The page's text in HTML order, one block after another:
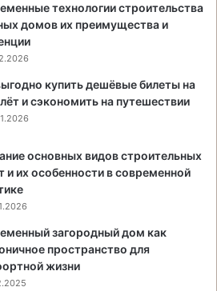
технологии строительства
домов их преимущества и
купить дешёвые билеты на
и сэкономить на путешествии
основных видов строительных
и их особенности в современной
загородный дом как
пространство для
жизни